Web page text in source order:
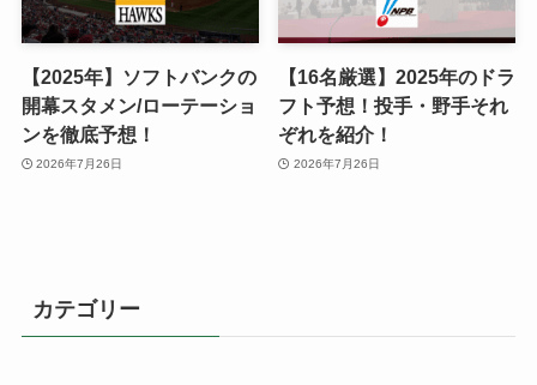
【2025年】ソフトバンクの
開幕スタメン/ローテーショ
ンを徹底予想！
2026年7月26日
【16名厳選】2025年のドラ
フト予想！投手・野手それ
ぞれを紹介！
2026年7月26日
カテゴリー